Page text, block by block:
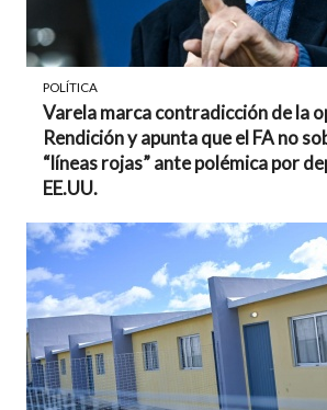
POLÍTICA
Varela marca contradicción de la
Rendición y apunta que el FA no
“líneas rojas” ante polémica por
EE.UU.